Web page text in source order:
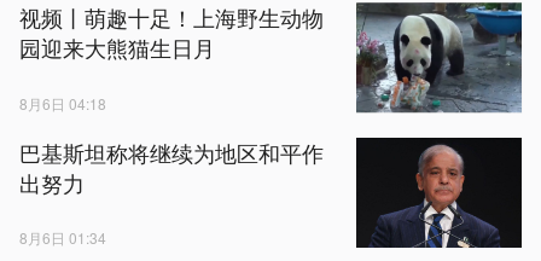
视频丨萌趣十足！上海野生动物
园迎来大熊猫生日月
8月6日 04:18
巴基斯坦称将继续为地区和平作
出努力
8月6日 01:34